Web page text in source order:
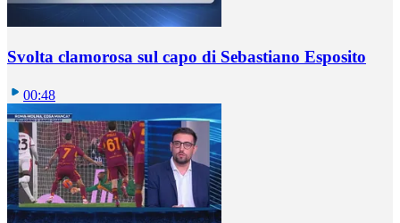
Svolta clamorosa sul capo di Sebastiano Esposito
00:48